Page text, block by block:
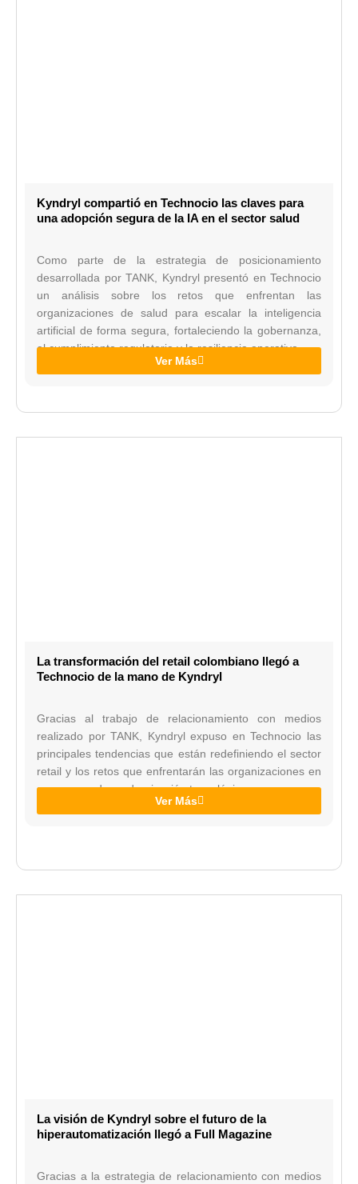
Kyndryl compartió en Technocio las claves para
una adopción segura de la IA en el sector salud
Como parte de la estrategia de posicionamiento
desarrollada por TANK, Kyndryl presentó en Technocio
un análisis sobre los retos que enfrentan las
organizaciones de salud para escalar la inteligencia
artificial de forma segura, fortaleciendo la gobernanza,
el cumplimiento regulatorio y la resiliencia operativa.
Ver Más
La transformación del retail colombiano llegó a
Technocio de la mano de Kyndryl
Gracias al trabajo de relacionamiento con medios
realizado por TANK, Kyndryl expuso en Technocio las
principales tendencias que están redefiniendo el sector
retail y los retos que enfrentarán las organizaciones en
su proceso de modernización tecnológica.
Ver Más
La visión de Kyndryl sobre el futuro de la
hiperautomatización llegó a Full Magazine
Gracias a la estrategia de relacionamiento con medios